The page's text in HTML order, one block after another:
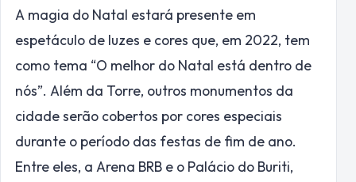
A magia do Natal estará presente em
espetáculo de luzes e cores que, em 2022, tem
como tema “O melhor do Natal está dentro de
nós”. Além da Torre, outros monumentos da
cidade serão cobertos por cores especiais
durante o período das festas de fim de ano.
Entre eles, a Arena BRB e o Palácio do Buriti,